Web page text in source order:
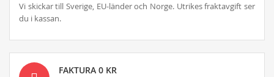
Vi skickar till Sverige, EU-länder och Norge. Utrikes fraktavgift ser
du i kassan.
FAKTURA 0 KR